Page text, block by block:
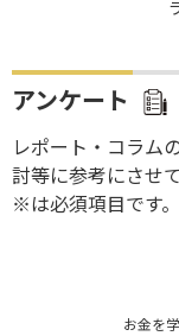
アンケート
レポート・コラム
討等に参考にさせ
※は必須項目です。
お金を